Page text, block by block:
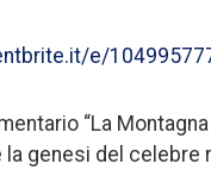
e/
“La Montagna
genesi del celebre